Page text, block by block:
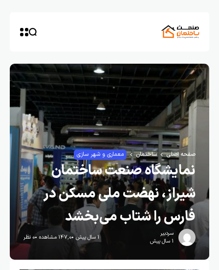
صفحه اصلی ساختمان معماری و شهر سازی
نمایشگاه صنعت ساختمان
شیراز، نهضت ملی مسکن در
فارس را شتاب می‌بخشد
سردبیر
1 سال پیش
1 سال پیش 147,0 مشاهده 0 نظر